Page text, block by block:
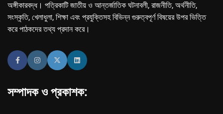
অঙ্গীকারবদ্ধ। পত্রিকাটি জাতীয় ও আন্তর্জাতিক ঘটনাবলী, রাজনীতি, অর্থনীতি,
সংস্কৃতি, খেলাধুলা, শিক্ষা এবং প্রযুক্তিসহ বিভিন্ন গুরুত্বপূর্ণ বিষয়ের উপর ভিত্তি
করে পাঠকদের তথ্য প্রদান করে।
সম্পাদক ও প্রকাশক: